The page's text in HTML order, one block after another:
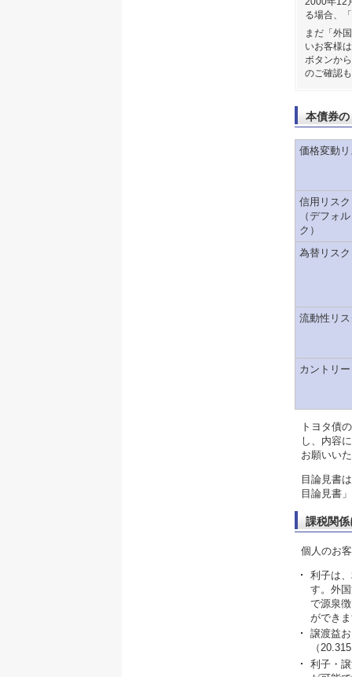
る場合、
まだ「外
いお客様
ボタンか
のご確認
本債券
価格変動
信用リスク
（デフォ
ク）
為替リスク
流動性リ
カントリ
トヨタ債
し、内容
お願いい
目論見書
目論見書
課税関
個人のお
利子は
す。外
で源泉
ができ
譲渡益
（
利子・